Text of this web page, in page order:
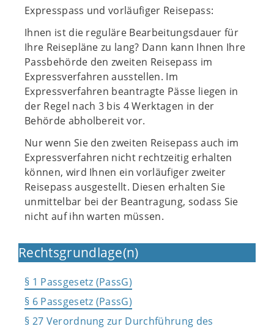
Expresspass und vorläufiger Reisepass:
Ihnen ist die reguläre Bearbeitungsdauer für
Ihre Reisepläne zu lang? Dann kann Ihnen Ihre
Passbehörde den zweiten Reisepass im
Expressverfahren ausstellen. Im
Expressverfahren beantragte Pässe liegen in
der Regel nach 3 bis 4 Werktagen in der
Behörde abholbereit vor.
Nur wenn Sie den zweiten Reisepass auch im
Expressverfahren nicht rechtzeitig erhalten
können, wird Ihnen ein vorläufiger zweiter
Reisepass ausgestellt. Diesen erhalten Sie
unmittelbar bei der Beantragung, sodass Sie
nicht auf ihn warten müssen.
Rechtsgrundlage(n)
§ 1 Passgesetz (PassG)
§ 6 Passgesetz (PassG)
§ 27 Verordnung zur Durchführung des